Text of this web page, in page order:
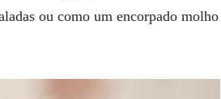
ou como um encorpado molho